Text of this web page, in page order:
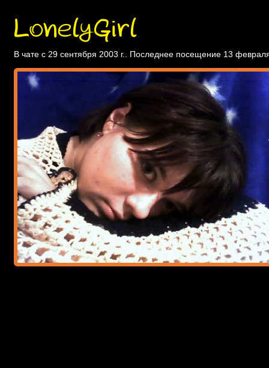
LonelyGirl
В чате с 29 сентября 2003 г.. Последнее посещение 13